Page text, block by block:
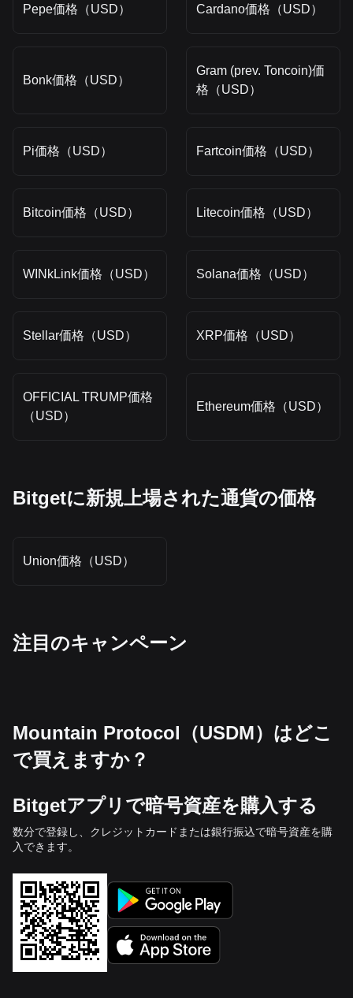
Pepe価格（USD） Cardano価格（USD）
Bonk価格（USD）
Gram (prev. Toncoin)価
格（USD）
Pi価格（USD） Fartcoin価格（USD）
Bitcoin価格（USD） Litecoin価格（USD）
WINkLink価格（USD） Solana価格（USD）
Stellar価格（USD） XRP価格（USD）
OFFICIAL TRUMP価格
（USD）
Ethereum価格（USD）
Bitgetに新規上場された通貨の価格
Union価格（USD）
‌注目のキャンペーン
Mountain Protocol（USDM）はどこ
で買えますか？
Bitgetアプリで暗号資産を購入する
数分で登録し、クレジットカードまたは銀行振込で暗号資産を購
入できます。